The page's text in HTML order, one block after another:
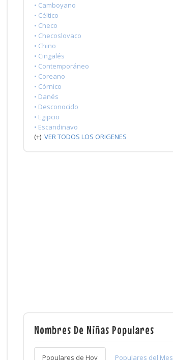
• Camboyano
• Céltico
• Checo
• Checoslovaco
• Chino
• Cingalés
• Contemporáneo
• Coreano
• Córnico
• Danés
• Desconocido
• Egipcio
• Escandinavo
(+) VER TODOS LOS ORIGENES
Nombres De Niñas Populares
Populares de Hoy Populares del Mes